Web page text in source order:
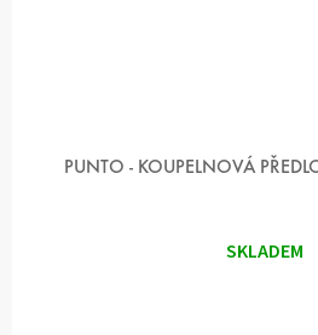
PUNTO - KOUPELNOVÁ
SKLADEM